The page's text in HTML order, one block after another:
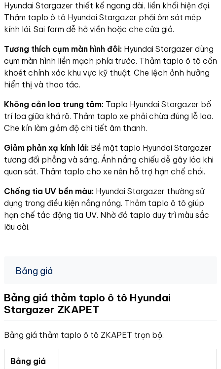
Hyundai Stargazer thiết kế ngang dài, liền khối hiện đại.
Thảm taplo ô tô Hyundai Stargazer phải ôm sát mép
kính lái. Sai form dễ hở viền hoặc che cửa gió.
Tương thích cụm màn hình đôi: Hyundai Stargazer dùng
cụm màn hình liền mạch phía trước. Thảm taplo ô tô cần
khoét chính xác khu vực kỹ thuật. Che lệch ảnh hưởng
hiển thị và thao tác.
Không cản loa trung tâm: Taplo Hyundai Stargazer bố
trí loa giữa khá rõ. Thảm taplo xe phải chừa đúng lỗ loa.
Che kín làm giảm độ chi tiết âm thanh.
Giảm phản xạ kính lái: Bề mặt taplo Hyundai Stargazer
tương đối phẳng và sáng. Ánh nắng chiếu dễ gây lóa khi
quan sát. Thảm taplo cho xe nên hỗ trợ hạn chế chói.
Chống tia UV bền màu: Hyundai Stargazer thường sử
dụng trong điều kiện nắng nóng. Thảm taplo ô tô giúp
hạn chế tác động tia UV. Nhờ đó taplo duy trì màu sắc
lâu dài.
Bảng giá
Bảng giá thảm taplo ô tô Hyundai
Stargazer ZKAPET
Bảng giá thảm taplo ô tô ZKAPET trọn bộ:
Bảng giá